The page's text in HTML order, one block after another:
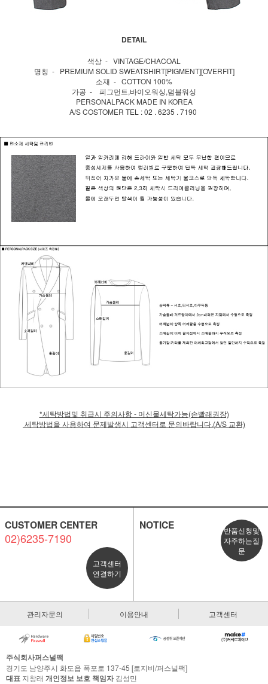
DETAIL
색상 - VINTAGE/CHACOAL
명칭 - PREMIUM SOLID SWEATSHIRT[PIGMENT][OVERFIT]
소재 - COTTON 100%
가공 - 피그먼트,바이오워싱,덤블워싱
PERSONALPACK MADE IN KOREA
A/S COSTOMER TEL : 02 . 6235 . 7190
*세탁방법및 취급시 주의사항 - 머신물세탁가능(손빨래권장)
세탁방법을 사용하여 문제발생시 고객센터로 문의바랍니다.(A/S 교환)
CUSTOMER CENTER
02)6235-7190
고객센터
연결하기
NOTICE
반품신청및
자주하는질
문
관리자문의 이용안내 고객센터
주식회사퍼스널팩
경기도 남양주시 화도읍 폭포로 137-45 [로지비/퍼스널팩]
대표 지창래 개인정보 보호 책임자김성민